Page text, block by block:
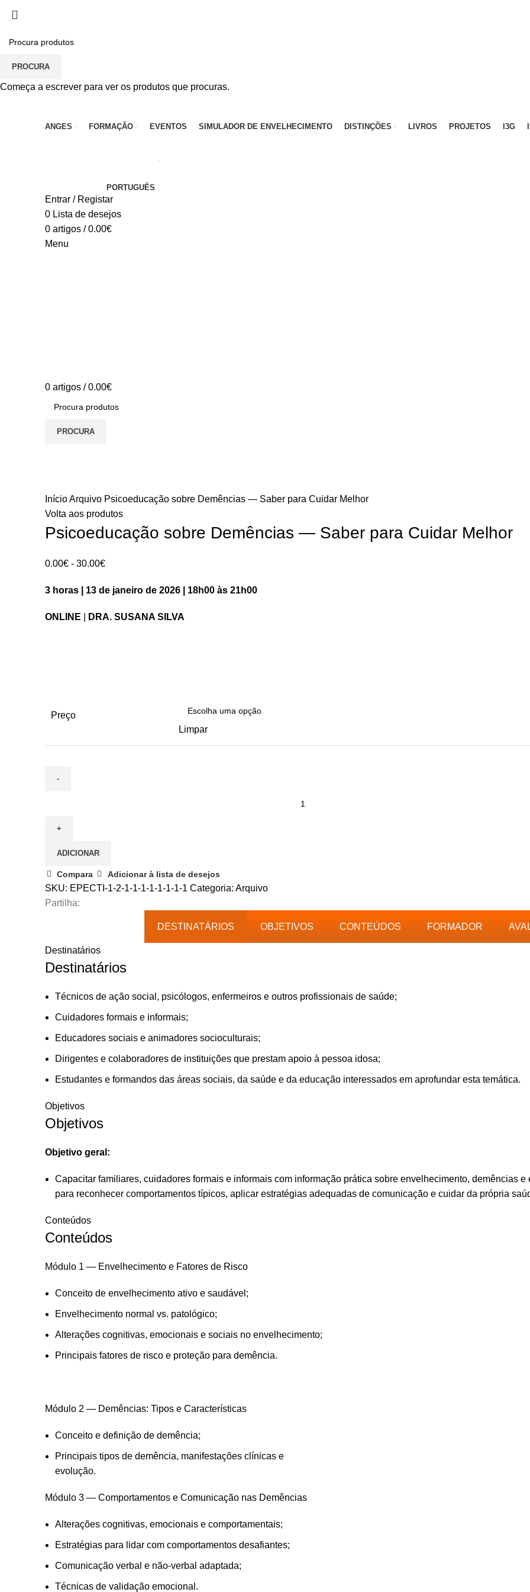
ANGES FORMAÇÃO EVENTOS SIMULADOR DE ENVELHECIMENTO DISTINÇÕES LIVROS PROJETOS I3G
PORTUGUÊS
Entrar / Registar
0 Lista de desejos
0 artigos / 0.00€
Menu
0 artigos / 0.00€
PROCURA
InícioArquivo Psicoeducação sobre Demências — Saber para Cuidar Melhor
Volta aos produtos
Psicoeducação sobre Demências — Saber para Cuidar Melhor
0.00€ - 30.00€Intervalo
preços:
a
3 horas | 13 de janeiro de 2026 | 18h00 às 21h00
ONLINE DRA. SUSANA SILVA
Preço
Limpar
Psicoeducação
Demências
—
Saber
para
ADICIONAR
Compara Adicionar à lista de desejos
SKU: EPECTI-1-2-1-1-1-1-1-1-1-1 Categoria: Arquivo
Partilha:
DESTINATÁRIOS OBJETIVOS CONTEÚDOS FORMADOR
Destinatários
Destinatários
Técnicos de ação social, psicólogos, enfermeiros e outros profissionais de saúde;
Cuidadores formais e informais;
Educadores sociais e animadores socioculturais;
Dirigentes e colaboradores de instituições que prestam apoio à pessoa idosa;
Estudantes e formandos das áreas sociais, da saúde e da educação interessados em aprofundar esta temática.
Objetivos
Objetivos
Objetivo geral:
Capacitar familiares, cuidadores formais e informais com informação prática sobre envelhecimento, demências
para reconhecer comportamentos típicos, aplicar estratégias adequadas de comunicação e cuidar da própria
Conteúdos
Conteúdos
Módulo 1 — Envelhecimento e Fatores de Risco
Conceito de envelhecimento ativo e saudável;
Envelhecimento normal vs. patológico;
Alterações cognitivas, emocionais e sociais no envelhecimento;
Principais fatores de risco e proteção para demência.
Módulo 2 — Demências: Tipos e Características
Conceito e definição de demência;
Principais tipos de demência, manifestações clínicas e
evolução.
Módulo 3 — Comportamentos e Comunicação nas Demências
Alterações cognitivas, emocionais e comportamentais;
Estratégias para lidar com comportamentos desafiantes;
Comunicação verbal e não-verbal adaptada;
Técnicas de validação emocional.
PROCURA
Começa a escrever para ver os produtos que procuras.